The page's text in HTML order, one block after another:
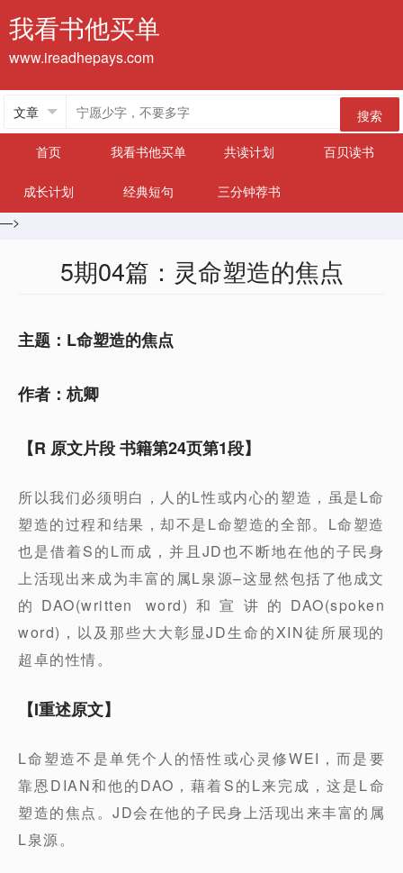
我看书他买单
www.ireadhepays.com
搜索
首页
我看书他买单 共读计划 百贝读书
成长计划 经典短句
三分钟荐书
—>
5期04篇：灵命塑造的焦点
主题：L命塑造的焦点
作者：杭卿
【R 原文片段 书籍第24页第1段】
所以我们必须明白，人的L性或内心的塑造，虽是L命
塑造的过程和结果，却不是L命塑造的全部。L命塑造
也是借着S的L而成，并且JD也不断地在他的子民身
上活现出来成为丰富的属L泉源–这显然包括了他成文
的DAO(written word)和宣讲的DAO(spoken
word)，以及那些大大彰显JD生命的XIN徒所展现的
超卓的性情。
【I重述原文】
L命塑造不是单凭个人的悟性或心灵修WEI，而是要
靠恩DIAN和他的DAO，藉着S的L来完成，这是L命
塑造的焦点。JD会在他的子民身上活现出来丰富的属
L泉源。